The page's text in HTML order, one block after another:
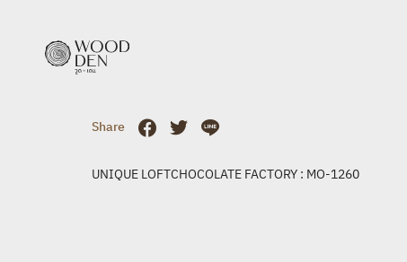
Share
UNIQUE LOFTCHOCOLATE FACTORY : MO-1260